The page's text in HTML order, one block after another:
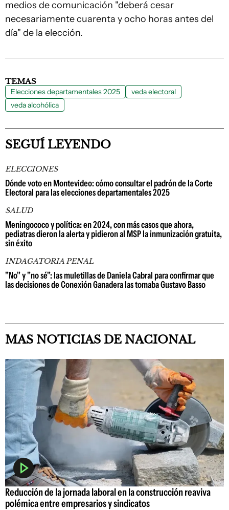
medios de comunicación "deberá cesar
necesariamente cuarenta y ocho horas antes del
día" de la elección.
TEMAS
Elecciones departamentales 2025
veda electoral
veda alcohólica
SEGUÍ LEYENDO
ELECCIONES
Dónde voto en Montevideo: cómo consultar el padrón de la Corte
Electoral para las elecciones departamentales 2025
SALUD
Meningococo y política: en 2024, con más casos que ahora,
pediatras dieron la alerta y pidieron al MSP la inmunización gratuita,
sin éxito
INDAGATORIA PENAL
"No" y "no sé": las muletillas de Daniela Cabral para confirmar que
las decisiones de Conexión Ganadera las tomaba Gustavo Basso
MAS NOTICIAS DE NACIONAL
Reducción de la jornada laboral en la construcción reaviva
polémica entre empresarios y sindicatos